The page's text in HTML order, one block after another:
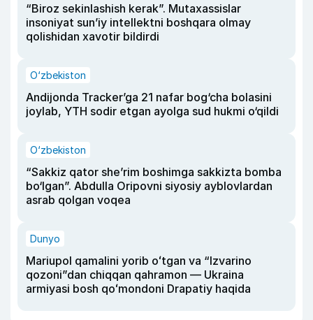
“Biroz sekinlashish kerak”. Mutaxassislar
insoniyat sun’iy intellektni boshqara olmay
qolishidan xavotir bildirdi
O‘zbekiston
Andijonda Tracker’ga 21 nafar bog‘cha bolasini
joylab, YTH sodir etgan ayolga sud hukmi o‘qildi
O‘zbekiston
“Sakkiz qator she’rim boshimga sakkizta bomba
bo‘lgan”. Abdulla Oripovni siyosiy ayblovlardan
asrab qolgan voqea
Dunyo
Mariupol qamalini yorib oʻtgan va “Izvarino
qozoni”dan chiqqan qahramon — Ukraina
armiyasi bosh qoʻmondoni Drapatiy haqida